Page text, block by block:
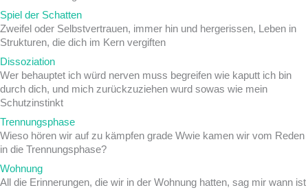
Spiel der Schatten
Zweifel oder Selbstvertrauen, immer hin und hergerissen, Leben in
Strukturen, die dich im Kern vergiften
Dissoziation
Wer behauptet ich würd nerven muss begreifen wie kaputt ich bin
durch dich, und mich zurückzuziehen wurd sowas wie mein
Schutzinstinkt
Trennungsphase
Wieso hören wir auf zu kämpfen grade Wwie kamen wir vom Reden
in die Trennungsphase?
Wohnung
All die Erinnerungen, die wir in der Wohnung hatten, sag mir wann ist